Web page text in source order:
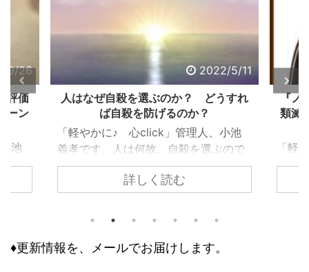
9/26
評価
ーン
池
生き
あ
う評
2022/5/11
人はなぜ自殺を選ぶのか？ どうすれ
ば自殺を防げるのか？
「軽やかに♪ 心click」管理人、小池
義孝です。人は何故、自殺を選ぶので
しょうか？ 自殺するまで追い込まれ
ない為には、どうすれば良いのでしょ
が、共通するのは精神トーンの問題で
に取り組む前に、基本の大枠として知
詳しく読む
『ノ
類滅
「軽
義孝
て、
♦更新情報を、メールでお届けします。